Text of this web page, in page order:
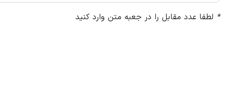
* لطفا عدد مقابل را در جعبه متن وارد کنید